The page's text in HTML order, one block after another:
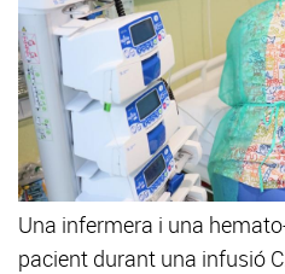
Una infermera i una
pacient durant una infusió